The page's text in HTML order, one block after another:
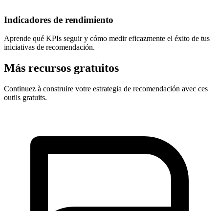
Indicadores de rendimiento
Aprende qué KPIs seguir y cómo medir eficazmente el éxito de tus
iniciativas de recomendación.
Más recursos gratuitos
Continuez à construire votre estrategia de recomendación avec ces
outils gratuits.